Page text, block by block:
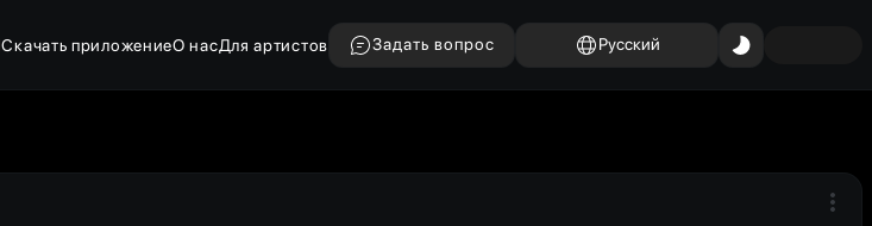
Скачать приложениеО насДля артистов Задать вопрос Русский